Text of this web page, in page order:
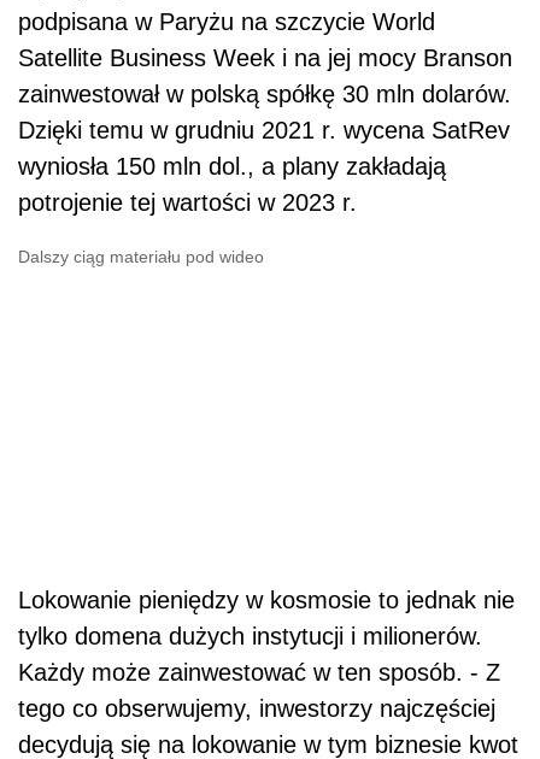
podpisana w Paryżu na szczycie World
Satellite Business Week i na jej mocy Branson
zainwestował w polską spółkę 30 mln dolarów.
Dzięki temu w grudniu 2021 r. wycena SatRev
wyniosła 150 mln dol., a plany zakładają
potrojenie tej wartości w 2023 r.
Dalszy ciąg materiału pod wideo
Lokowanie pieniędzy w kosmosie to jednak nie
tylko domena dużych instytucji i milionerów.
Każdy może zainwestować w ten sposób. - Z
tego co obserwujemy, inwestorzy najczęściej
decydują się na lokowanie w tym biznesie kwot